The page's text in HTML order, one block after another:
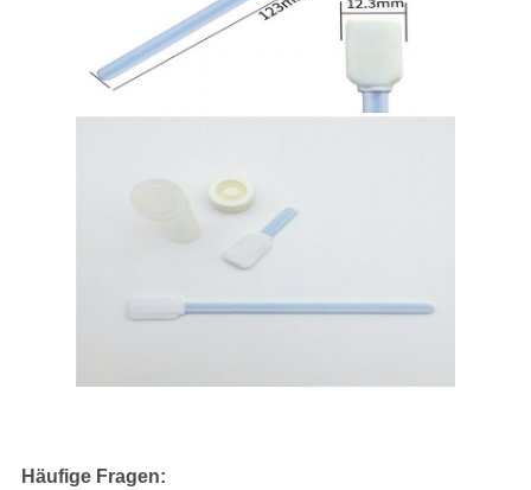
Häufige Fragen: